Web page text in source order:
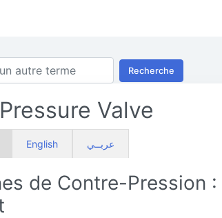
Recherche
Valve
English عربــي
de Contre-Pression